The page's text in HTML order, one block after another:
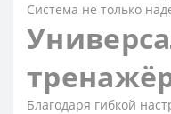
Система не только
Благодаря гибкой